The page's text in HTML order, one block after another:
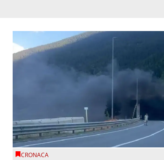
CRONACA